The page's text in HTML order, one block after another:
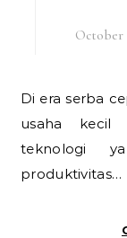
October
Di era serba cepat seperti sekarang, banyak pelaku
usaha kecil
teknologi
produktivitas…